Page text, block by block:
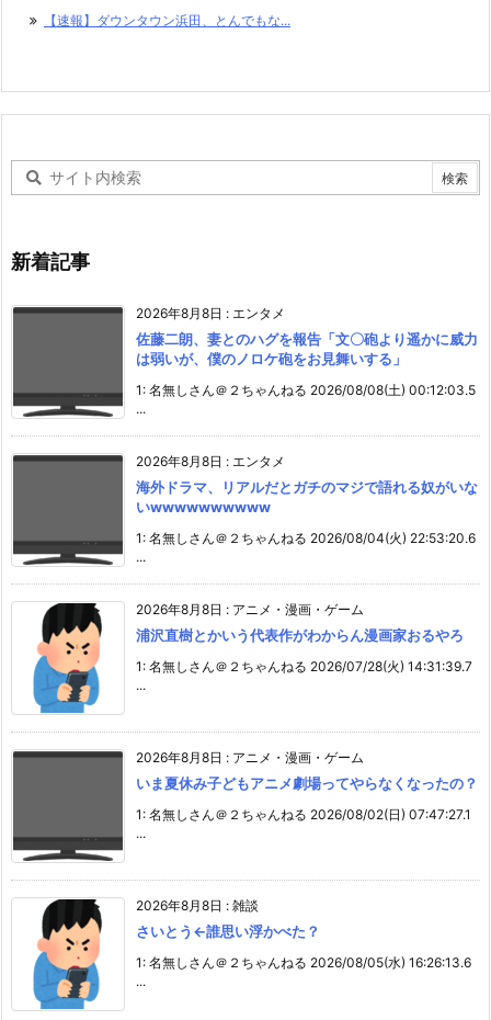
【速報】ダウンタウン浜田、とんでもな...
新着記事
2026年8月8日 : エンタメ
佐藤二朗、妻とのハグを報告「文〇砲より遥かに威力
は弱いが、僕のノロケ砲をお見舞いする」
1: 名無しさん＠２ちゃんねる 2026/08/08(土) 00:12:03.5
...
2026年8月8日 : エンタメ
海外ドラマ、リアルだとガチのマジで語れる奴がいな
いwwwwwwwwww
1: 名無しさん＠２ちゃんねる 2026/08/04(火) 22:53:20.6
...
2026年8月8日 : アニメ・漫画・ゲーム
浦沢直樹とかいう代表作がわからん漫画家おるやろ
1: 名無しさん＠２ちゃんねる 2026/07/28(火) 14:31:39.7
...
2026年8月8日 : アニメ・漫画・ゲーム
いま夏休み子どもアニメ劇場ってやらなくなったの？
1: 名無しさん＠２ちゃんねる 2026/08/02(日) 07:47:27.1
...
2026年8月8日 : 雑談
さいとう←誰思い浮かべた？
1: 名無しさん＠２ちゃんねる 2026/08/05(水) 16:26:13.6
...